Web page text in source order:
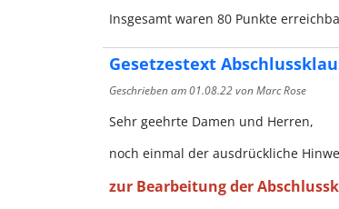
Insgesamt waren 80 Punkte
Gesetzestext
Geschrieben am01.08.22von Marc Rose
Sehr geehrte Damen und Herren,
noch einmal der ausdrückliche
zur Bearbeitung der